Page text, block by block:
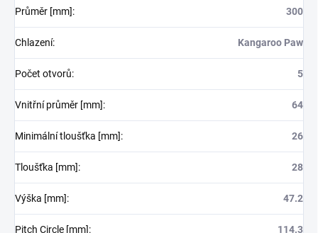
Průměr [mm]: 300
Chlazení: Kangaroo Paw
Počet otvorů: 5
Vnitřní průměr [mm]: 64
Minimální tloušťka [mm]: 26
Tloušťka [mm]: 28
Výška [mm]: 47.2
Pitch Circle [mm]: 114.3